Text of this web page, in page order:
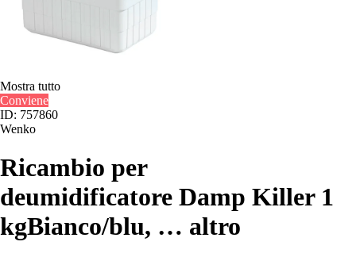
Mostra tutto
Conviene
ID: 757860
Wenko
Ricambio per
deumidificatore Damp Killer 1
kgBianco/blu, … altro